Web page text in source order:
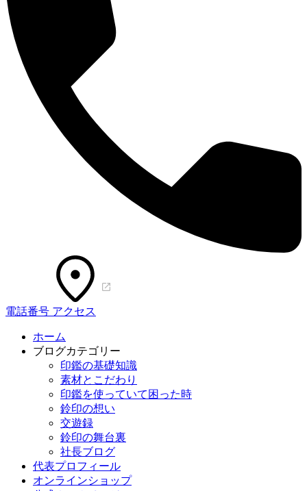
電話番号 アクセス
ホーム
ブログカテゴリー
印鑑の基礎知識
素材とこだわり
印鑑を使っていて困った時
鈴印の想い
交遊録
鈴印の舞台裏
社長ブログ
代表プロフィール
オンラインショップ